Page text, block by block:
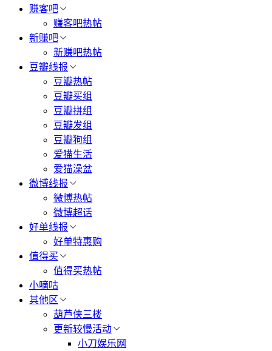
赚客吧
赚客吧热帖
新赚吧
新赚吧热帖
豆瓣线报
豆瓣热帖
豆瓣买组
豆瓣拼组
豆瓣发组
豆瓣狗组
爱猫生活
爱猫澡盆
微博线报
微博热帖
微博超话
好单线报
好单特惠购
值得买
值得买热帖
小嘀咕
其他区
葫芦侠三楼
更新较慢活动
小刀娱乐网